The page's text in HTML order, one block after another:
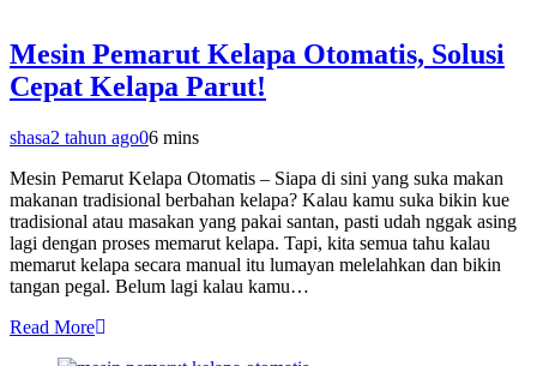
Mesin Pemarut Kelapa Otomatis, Solusi
Cepat Kelapa Parut!
shasa2 tahun ago06 mins
Mesin Pemarut Kelapa Otomatis – Siapa di sini yang suka makan
makanan tradisional berbahan kelapa? Kalau kamu suka bikin kue
tradisional atau masakan yang pakai santan, pasti udah nggak asing
lagi dengan proses memarut kelapa. Tapi, kita semua tahu kalau
memarut kelapa secara manual itu lumayan melelahkan dan bikin
tangan pegal. Belum lagi kalau kamu…
Read More